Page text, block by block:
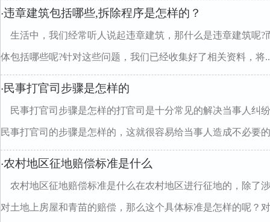
·违章建筑包括哪些,拆除程序是怎样的？
生活中，我们经常听人说起违章建筑，那什么是违章建筑呢
体包括哪些呢?针对这些问题，我们已经收集好了相关资料，将
· 民事打官司步骤是怎样的
民事打官司步骤是怎样的打官司是十分常见的解决当事人纠
民事打官司的步骤是怎样的，这就很容易给当事人造成不必要
·农村地区征地赔偿标准是什么
农村地区征地赔偿标准是什么在农村地区进行征地的，除了
对土地上房屋和青苗的赔偿，那么这个具体标准是怎样的呢？